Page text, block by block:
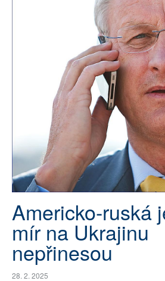
NEJČTENĚJŠÍ ZA 7 DNÍ
PŘÍSPĚVKY NA PROVOZ
SOCIÁLNÍ SÍTĚ
RUBRIKY
PLNÁ VERZE STRÁNEK
Americko-ruská
mír na Ukrajinu
nepřinesou
28. 2. 2025